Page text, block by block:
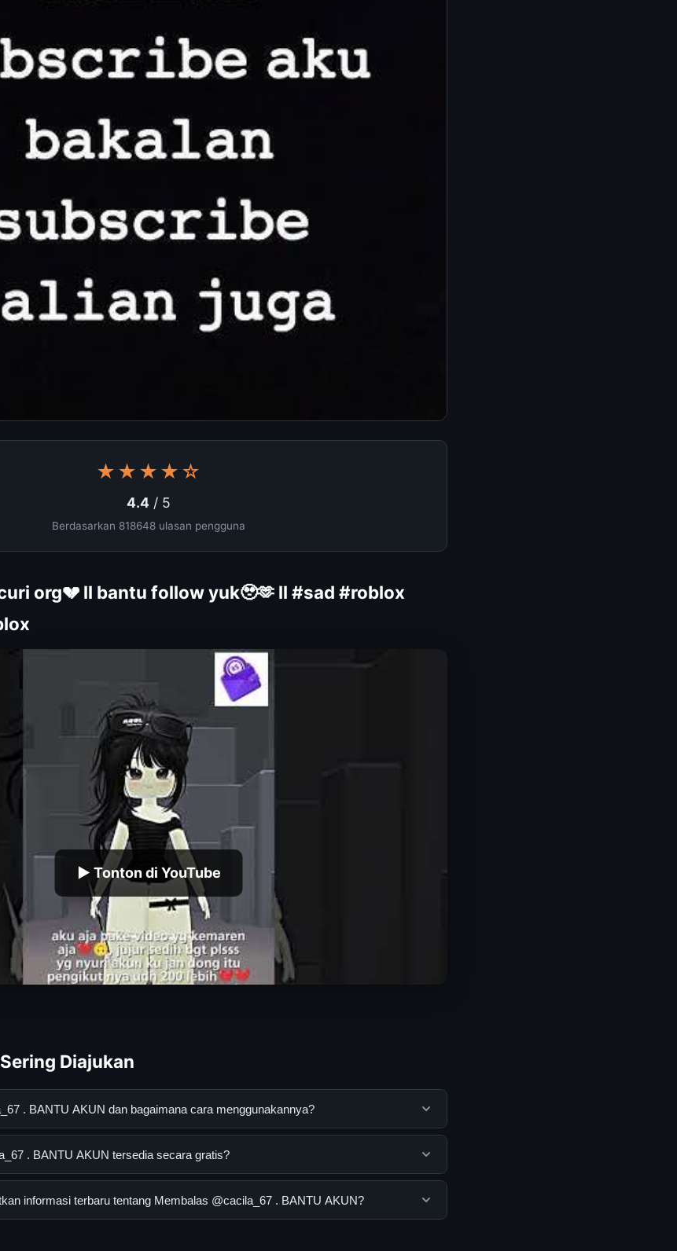
★★★★☆
4.4 / 5
Berdasarkan 818648 ulasan pengguna
org💔 ll bantu follow yuk🥹🫶 ll #sad #roblox
▶ Tonton di YouTube
Diajukan
. BANTU AKUN dan bagaimana cara menggunakannya?
AKUN adalah layanan digital yang dirancang untuk membantu pengguna
yang tersedia.
. BANTU AKUN tersedia secara gratis?
BANTU AKUN dapat diakses secara gratis oleh semua pengguna. Tidak ada
informasi terbaru tentang Membalas @cacila_67 . BANTU AKUN?